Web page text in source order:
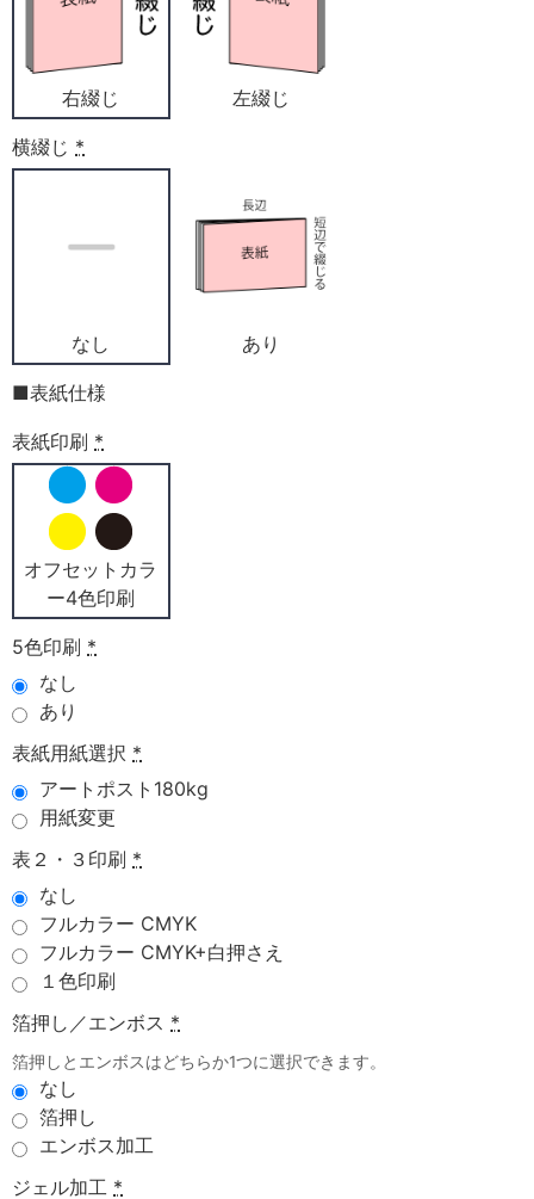
右綴じ 左綴じ
横綴じ *
なし あり
■表紙仕様
表紙印刷 *
オフセットカラ
ー4色印刷
5色印刷 *
なし
あり
表紙用紙選択 *
アートポスト180kg
用紙変更
表２・３印刷 *
なし
フルカラー CMYK
フルカラー CMYK+白押さえ
１色印刷
箔押し／エンボス *
箔押しとエンボスはどちらか1つに選択できます。
なし
箔押し
エンボス加工
ジェル加工 *